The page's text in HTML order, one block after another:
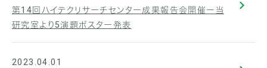
第14回ハイテクリサーチセンター成果報告会開催ー当
研究室より5演題ポスター発表
2023.04.01